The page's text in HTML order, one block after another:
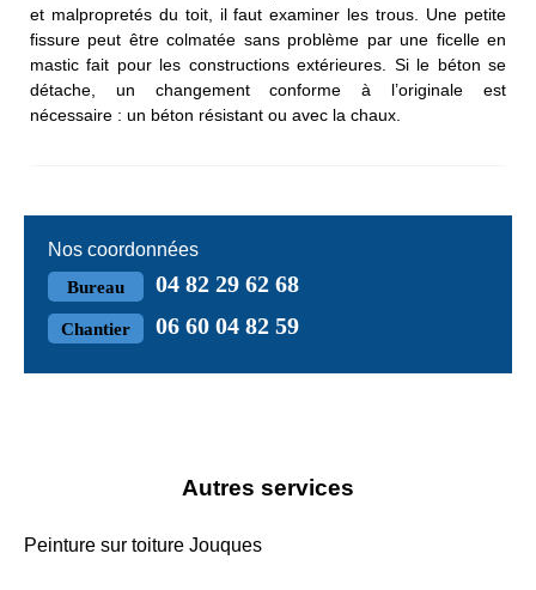
et malpropretés du toit, il faut examiner les trous. Une petite
fissure peut être colmatée sans problème par une ficelle en
mastic fait pour les constructions extérieures. Si le béton se
détache, un changement conforme à l’originale est
nécessaire : un béton résistant ou avec la chaux.
Nos coordonnées
Bureau 04 82 29 62 68
Chantier 06 60 04 82 59
Autres services
Peinture sur toiture Jouques